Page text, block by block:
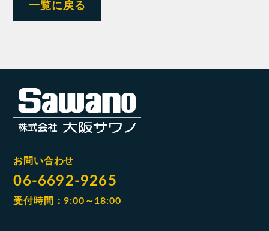
一覧に戻る
お問い合わせ
06-6692-9265
受付時間：9:00～18:00